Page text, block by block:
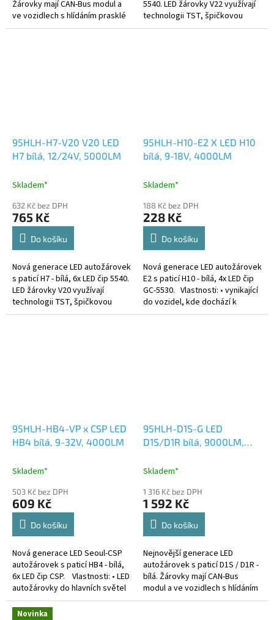
Žárovky mají CAN-Bus modul a
ve vozidlech s hlídáním prasklé
žárovky nehlásí chybu.
5540. LED žárovky V22 využívají
technologii TST, špičkovou
inovaci, která zajišťuje
95HLH-H7-V20 V20 LED
H7 bílá, 12/24V, 5000LM
Skladem*
632 Kč bez DPH
765 Kč
Do košíku
Nová generace LED autožárovek
s paticí H7 - bílá, 6x LED čip 5540.
LED žárovky V20 využívají
technologii TST, špičkovou
inovaci, která zajišťuje
95HLH-H10-E2 X LED H10
bílá, 9-18V, 4000LM
Skladem*
188 Kč bez DPH
228 Kč
Do košíku
Nová generace LED autožárovek
E2 s paticí H10 - bílá, 4x LED čip
GC-5530. Vlastnosti: • vynikající
do vozidel, kde dochází k
častému praskání klasických
95HLH-HB4-VP x CSP LED
HB4 bílá, 9-32V, 4000LM
Skladem*
503 Kč bez DPH
609 Kč
Do košíku
Nová generace LED Seoul-CSP
autožárovek s paticí HB4 - bílá,
6x LED čip CSP. Vlastnosti: • LED
autožárovky do hlavních světel
s nejmenšími rozměry na trhu •
standartní...
95HLH-D1S-G LED
D1S/D1R bílá, 9000LM,
Skladem*
1 316 Kč bez DPH
1 592 Kč
Do košíku
Nejnovější generace LED
autožárovek s paticí D1S / D1R -
bílá. Žárovky mají CAN-Bus
modul a ve vozidlech s hlídáním
prasklé žárovky nehlásí chybu.
Novinka